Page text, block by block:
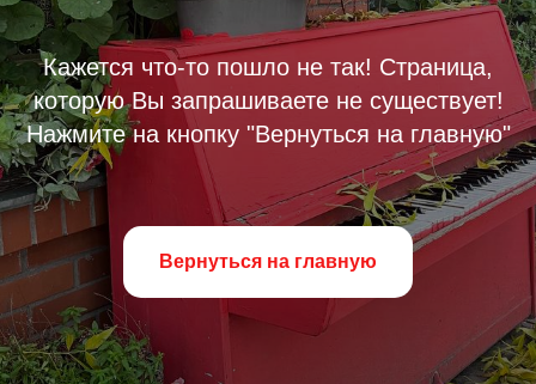
Кажется что-то пошло не так! Страница,
которую Вы запрашиваете не существует!
Нажмите на кнопку "Вернуться на главную"
Вернуться на главную